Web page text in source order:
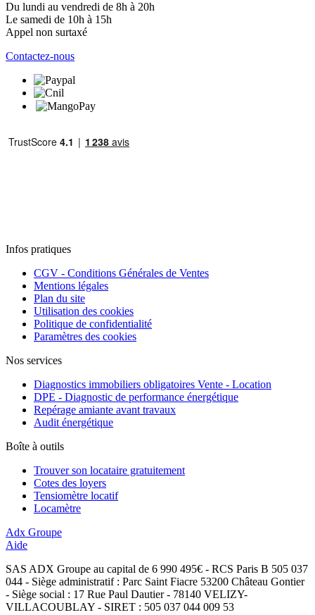
Du lundi au vendredi de 8h à 20h
Le samedi de 10h à 15h
Appel non surtaxé
Contactez-nous
Infos pratiques
CGV - Conditions Générales de Ventes
Mentions légales
Plan du site
Utilisation des cookies
Politique de confidentialité
Paramètres des cookies
Nos services
Diagnostics immobiliers obligatoires Vente - Location
DPE - Diagnostic de performance énergétique
Repérage amiante avant travaux
Audit énergétique
Boîte à outils
Trouver son locataire gratuitement
Cotes des loyers
Tensiomètre locatif
Locamètre
Adx Groupe
Aide
SAS ADX Groupe au capital de 6 990 495€ - RCS Paris B 505 037
044 - Siège administratif : Parc Saint Fiacre 53200 Château Gontier
- Siège social : 17 Rue Paul Dautier - 78140 VELIZY-
VILLACOUBLAY - SIRET : 505 037 044 009 53